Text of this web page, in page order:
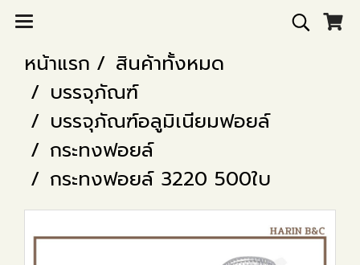
หน้าแรก
สินค้าทั้งหมด
บรรจุภัณฑ์
บรรจุภัณฑ์อลูมิเนียมฟอยล์
กระทงฟอยล์
กระทงฟอยล์ 3220 500ใบ